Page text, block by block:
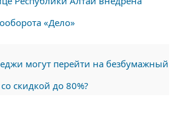
«Дело»
могут перейти на безбумажный
скидкой до 80%?